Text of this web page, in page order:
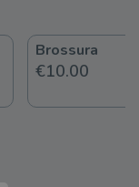
Brossura
€10.00